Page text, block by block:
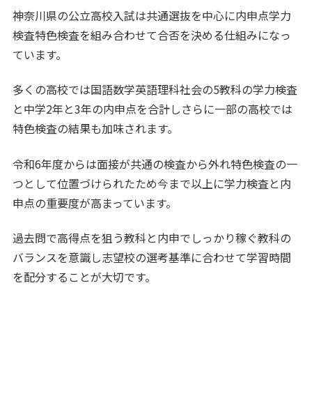
神奈川県の公立高校入試は共通選抜を中心に内申点学力
検査特色検査を組み合わせて合否を決める仕組みになっ
ています。
多くの高校では国語数学英語理科社会の5教科の学力検査
と中学2年と3年の内申点を合計しさらに一部の高校では
特色検査の結果も加味されます。
令和6年度からは面接が共通の検査から外れ特色検査の一
つとして位置づけられたため今まで以上に学力検査と内
申点の重要度が高まっています。
過去問で高得点を狙う教科と内申でしっかり稼ぐ教科の
バランスを意識し志望校の選考基準に合わせて学習時間
を配分することが大切です。